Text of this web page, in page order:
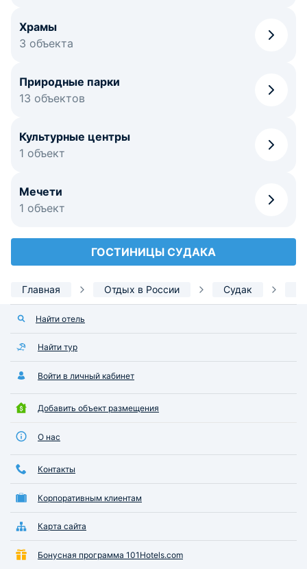
Храмы
3 объекта
Природные парки
13 объектов
Культурные центры
1 объект
Мечети
1 объект
ГОСТИНИЦЫ СУДАКА
Главная Отдых в России Судак
Найти отель
Найти тур
Войти в личный кабинет
Добавить объект размещения
О нас
Контакты
Корпоративным клиентам
Карта сайта
Бонусная программа 101Hotels.com